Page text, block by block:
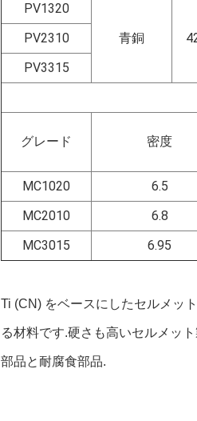
PV1320
青銅
PV2310
PV3315
グレード 密度
MC1020
6.5
MC2010
6.8
MC3015
6.95
Ti (CN) をベースにしたセルメッ
る材料です.硬さも高いセルメッ
部品と耐腐食部品.